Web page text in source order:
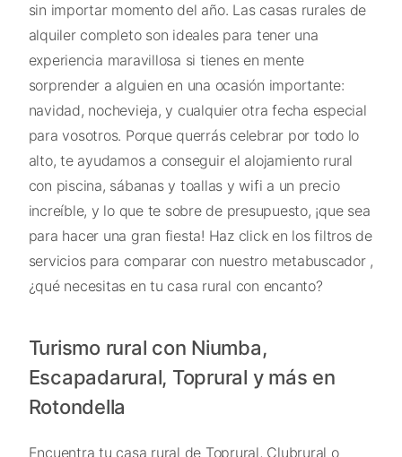
sin importar momento del año. Las casas rurales de
alquiler completo son ideales para tener una
experiencia maravillosa si tienes en mente
sorprender a alguien en una ocasión importante:
navidad, nochevieja, y cualquier otra fecha especial
para vosotros. Porque querrás celebrar por todo lo
alto, te ayudamos a conseguir el alojamiento rural
con piscina, sábanas y toallas y wifi a un precio
increíble, y lo que te sobre de presupuesto, ¡que sea
para hacer una gran fiesta! Haz click en los filtros de
servicios para comparar con nuestro metabuscador ,
¿qué necesitas en tu casa rural con encanto?
Turismo rural con Niumba,
Escapadarural, Toprural y más en
Rotondella
Encuentra tu casa rural de Toprural, Clubrural o